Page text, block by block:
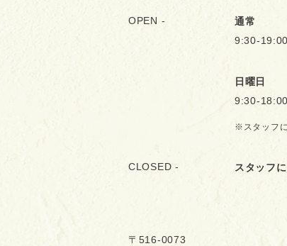
OPEN -
通常
9:30-
日曜日
9:30-
※スタッフ
CLOSED - スタッフ
〒516-0073